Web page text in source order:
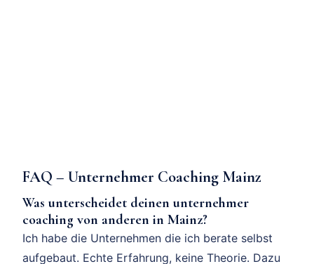
FAQ – Unternehmer Coaching Mainz
Was unterscheidet deinen unternehmer
coaching von anderen in Mainz?
Ich habe die Unternehmen die ich berate selbst
aufgebaut. Echte Erfahrung, keine Theorie. Dazu